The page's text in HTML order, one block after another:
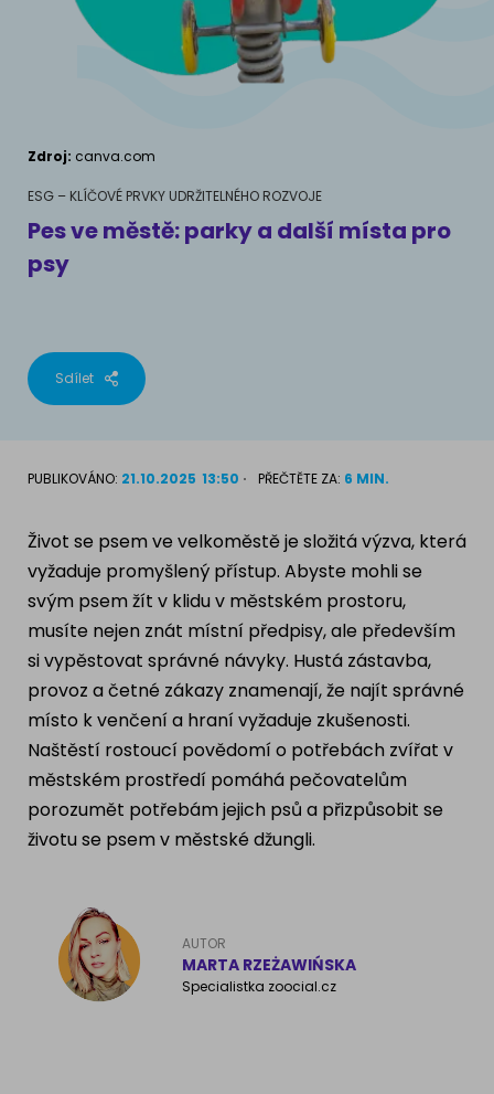
Pamlsky a doplňky stravy
Chování
Školení
MÁM PSA
Život se psem
Příslušenství pro psy
PLEMENA PSŮ
Francouzský buldog
Dalmatín
Zlatý retrívr
Německý ovčák
Atlas psů
Výživové poradenství
Pamlsky a doplňky stravy
MÁM KOČKU
Jak rozumět kočce
Školení
Příslušenství pro kočky
PLEMENA KOČEK
Britská krátkosrstá kočka
Bengálská kočka
Kanadský Sphynx
AKVARIJNÍ RYBY
Zdroj: canva.com
ESG – KLÍČOVÉ PRVKY UDRŽITELNÉHO ROZVOJE
Pes ve městě: parky a další místa pro
psy
Sdílet
PUBLIKOVÁNO: 21.10.2025 13:50 PŘEČTĚTE ZA: 6 MIN.
Život se psem ve velkoměstě je složitá výzva, která
vyžaduje promyšlený přístup. Abyste mohli se
svým psem žít v klidu v městském prostoru,
musíte nejen znát místní předpisy, ale především
si vypěstovat správné návyky. Hustá zástavba,
provoz a četné zákazy znamenají, že najít správné
místo k venčení a hraní vyžaduje zkušenosti.
Naštěstí rostoucí povědomí o potřebách zvířat v
městském prostředí pomáhá pečovatelům
porozumět potřebám jejich psů a přizpůsobit se
životu se psem v městské džungli.
AUTOR
MARTA RZEŻAWIŃSKA
Specialistka zoocial.cz